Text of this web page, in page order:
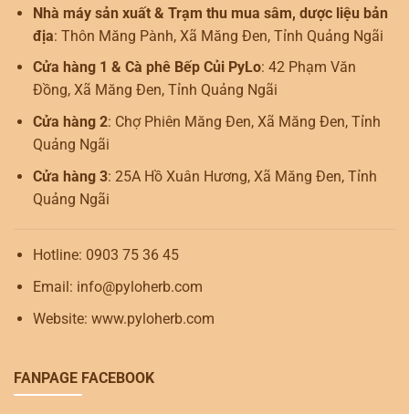
Nhà máy sản xuất & Trạm thu mua sâm, dược liệu bản
địa: Thôn Măng Pành, Xã Măng Đen, Tỉnh Quảng Ngãi
Cửa hàng 1 & Cà phê Bếp Củi PyLo: 42 Phạm Văn
Đồng, Xã Măng Đen, Tỉnh Quảng Ngãi
Cửa hàng 2: Chợ Phiên Măng Đen, Xã Măng Đen, Tỉnh
Quảng Ngãi
Cửa hàng 3: 25A Hồ Xuân Hương, Xã Măng Đen, Tỉnh
Quảng Ngãi
Hotline: 0903 75 36 45
Email: info@pyloherb.com
Website: www.pyloherb.com
FANPAGE FACEBOOK